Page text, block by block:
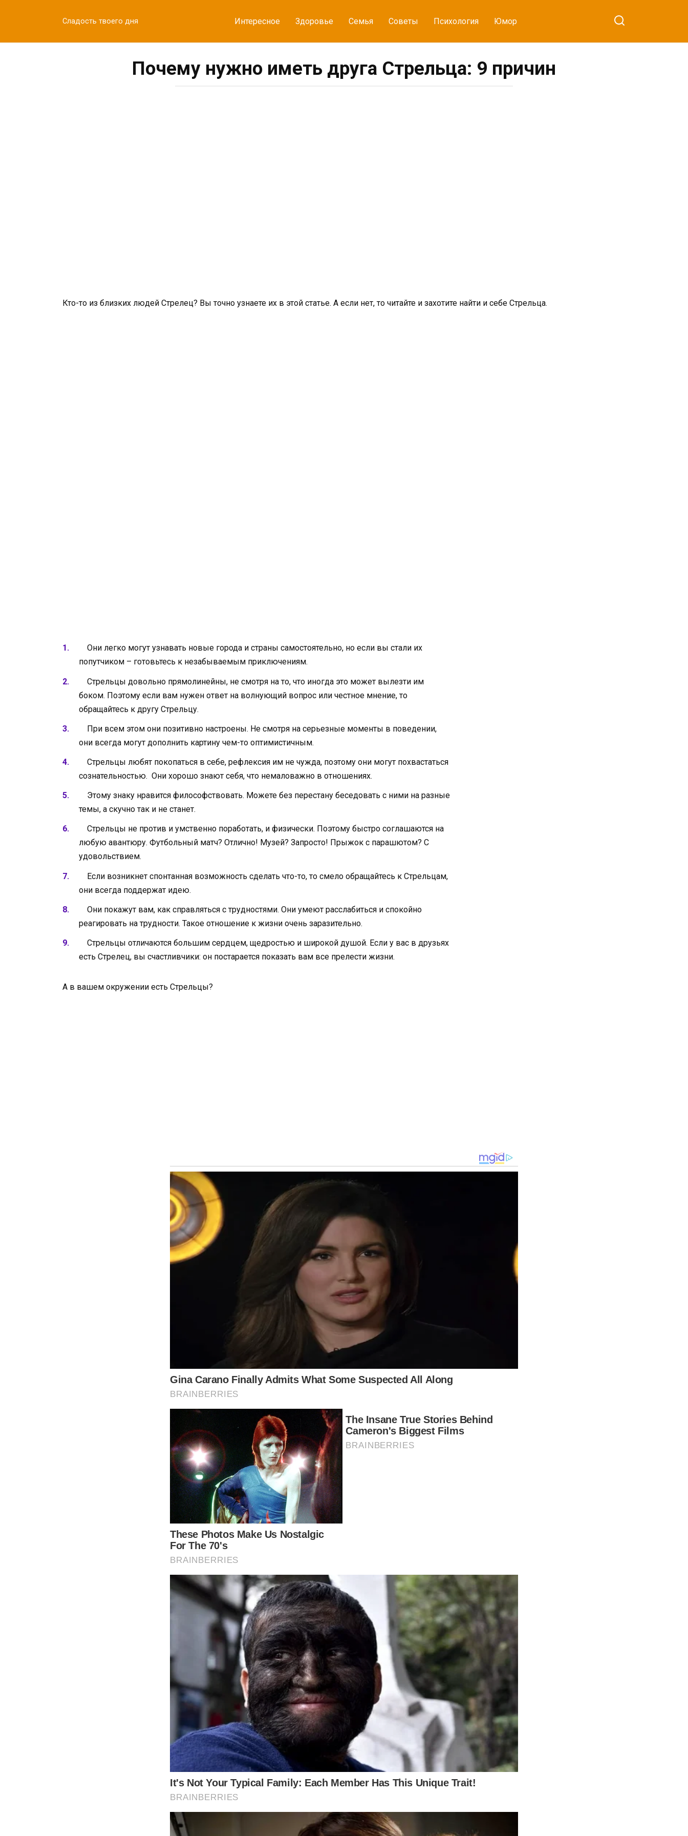
Сладость твоего дня Интересное Здоровье Семья Советы Психология Юмор
Почему нужно иметь друга Стрельца: 9 причин
Кто-то из близких людей Стрелец? Вы точно узнаете их в этой статье. А если нет, то читайте и захотите найти и себе Стрельца.
Они легко могут узнавать новые города и страны самостоятельно, но если вы стали их
попутчиком – готовьтесь к незабываемым приключениям.
Стрельцы довольно прямолинейны, не смотря на то, что иногда это может вылезти им
боком. Поэтому если вам нужен ответ на волнующий вопрос или честное мнение, то
обращайтесь к другу Стрельцу.
При всем этом они позитивно настроены. Не смотря на серьезные моменты в поведении,
они всегда могут дополнить картину чем-то оптимистичным.
Стрельцы любят покопаться в себе, рефлексия им не чужда, поэтому они могут похвастаться
сознательностью. Они хорошо знают себя, что немаловажно в отношениях.
Этому знаку нравится философствовать. Можете без перестану беседовать с ними на разные
темы, а скучно так и не станет.
Стрельцы не против и умственно поработать, и физически. Поэтому быстро соглашаются на
любую авантюру. Футбольный матч? Отлично! Музей? Запросто! Прыжок с парашютом? С
удовольствием.
Если возникнет спонтанная возможность сделать что-то, то смело обращайтесь к Стрельцам,
они всегда поддержат идею.
Они покажут вам, как справляться с трудностями. Они умеют расслабиться и спокойно
реагировать на трудности. Такое отношение к жизни очень заразительно.
Стрельцы отличаются большим сердцем, щедростью и широкой душой. Если у вас в друзьях
есть Стрелец, вы счастливчики: он постарается показать вам все прелести жизни.
А в вашем окружении есть Стрельцы?